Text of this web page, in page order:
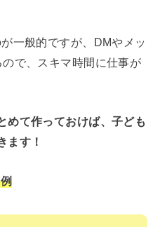
一般的ですが、DMやメッ
で、スキマ時間に仕事が
めて作っておけば、子ども
ます！